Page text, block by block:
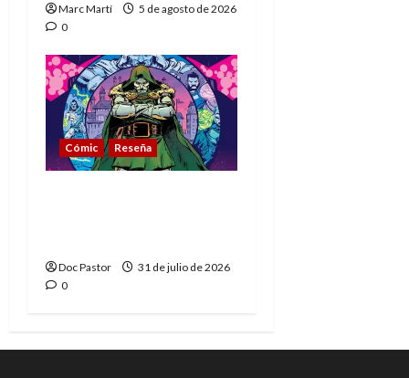
Marc Martí
5 de agosto de 2026
0
Cómic Reseña
Doc Pastor
31 de julio de 2026
0